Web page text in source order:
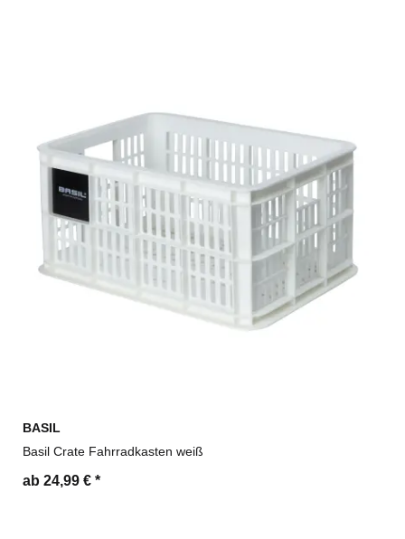
BASIL
Basil Crate Fahrradkasten weiß
ab 24,99 € *